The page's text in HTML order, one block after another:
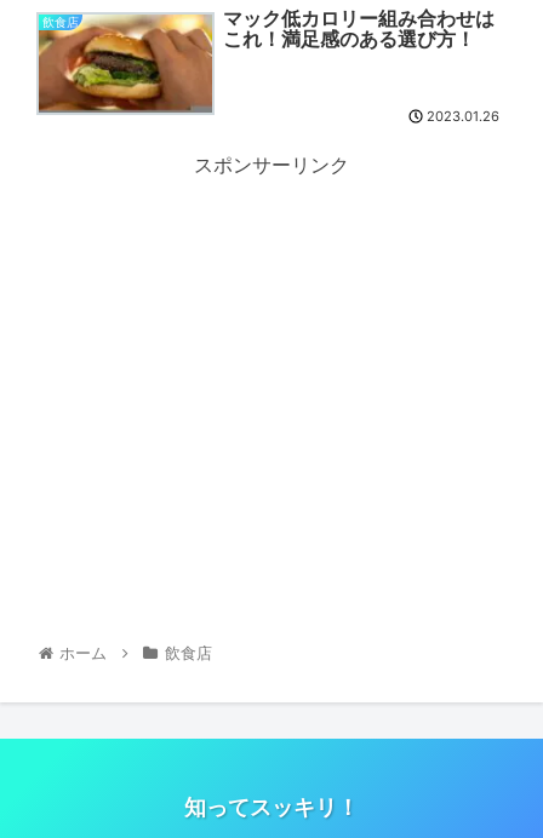
飲食店
マック低カロリー組み合わせは
これ！満足感のある選び方！
2023.01.26
スポンサーリンク
ホーム 飲食店
知ってスッキリ！